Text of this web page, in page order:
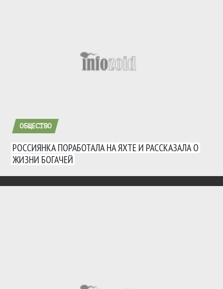
ОБЩЕСТВО
РОССИЯНКА ПОРАБОТАЛА НА ЯХТЕ И РАССКАЗАЛА О
ЖИЗНИ БОГАЧЕЙ